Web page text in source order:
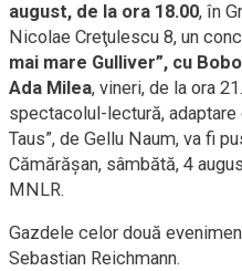
august, de la ora 18.00, în
Nicolae Creţulescu 8, un
mai mare Gulliver”, cu
Ada Milea, vineri, de la ora
spectacolul-lectură, adaptare
Taus”, de Gellu Naum, va fi
Cămărăşan, sâmbătă, 4
MNLR.
Gazdele celor două
Sebastian Reichmann.